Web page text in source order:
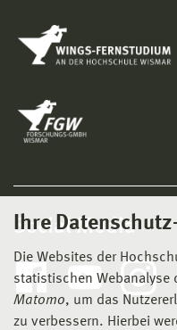
Ihre
Die Websites der
statistischen Webanalyse
Matomo, um das
zu verbessern. Hierbei
Social Media